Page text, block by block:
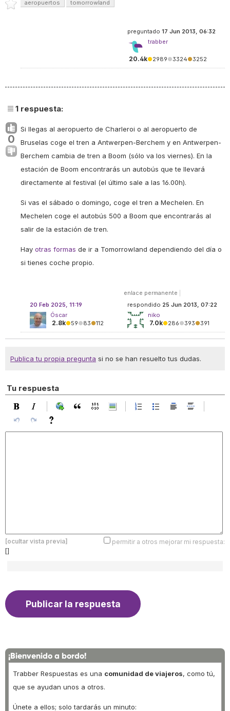
aeropuertos tomorrowland
preguntado 17 Jun 2013, 06:32
trabber
20.4k●2989●3324●3252
1 respuesta:
0
Si llegas al aeropuerto de Charleroi o al aeropuerto de
Bruselas coge el tren a Antwerpen-Berchem y en Antwerpen-
Berchem cambia de tren a Boom (sólo va los viernes). En la
estación de Boom encontrarás un autobús que te llevará
directamente al festival (el último sale a las 16.00h).
Si vas el sábado o domingo, coge el tren a Mechelen. En
Mechelen coge el autobús 500 a Boom que encontrarás al
salir de la estación de tren.
Hay otras formas de ir a Tomorrowland dependiendo del día o
si tienes coche propio.
enlace permanente
respondido 25 Jun 2013, 07:22
niko
7.0k●286●393●391
20 Feb 2025, 11:19
Óscar
2.8k●59●83●112
Publica tu propia pregunta si no se han resuelto tus dudas.
Tu respuesta
[ocultar vista previa]
permitir a otros mejorar mi respuesta:
[]
¡Bienvenido a bordo!
Trabber Respuestas es una comunidad de viajeros, como tú,
que se ayudan unos a otros.
Únete a ellos; solo tardarás un minuto: